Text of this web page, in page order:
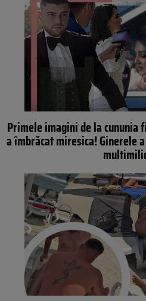
Primele imagini de la cununia
a îmbrăcat miresica! Ginerele